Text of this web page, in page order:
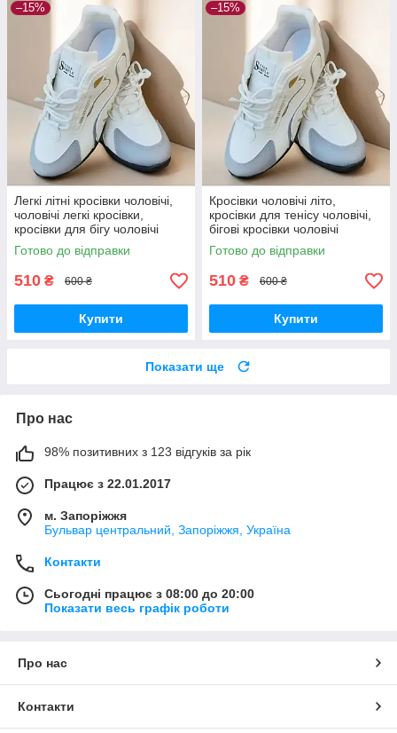
–15%
Легкі літні кросівки чоловічі,
чоловічі легкі кросівки,
кросівки для бігу чоловічі
Готово до відправки
510 ₴ 600 ₴
Купити
–15%
Кросівки чоловічі літо,
кросівки для тенісу чоловічі,
бігові кросівки чоловічі
Готово до відправки
510 ₴ 600 ₴
Купити
Показати ще
Про нас
98% позитивних з 123 відгуків за рік
Працює з 22.01.2017
м. Запоріжжя
Бульвар центральний, Запоріжжя, Україна
Контакти
Сьогодні працює з 08:00 до 20:00
Показати весь графік роботи
Про нас
Контакти